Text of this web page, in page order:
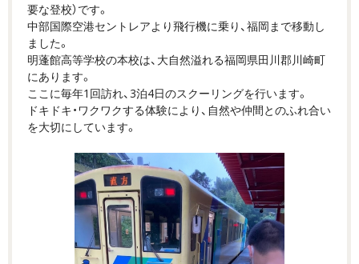
要な登校）です。
中部国際空港セントレアより飛行機に乗り、福岡まで移動し
ました。
明蓬館高等学校の本校は、大自然溢れる福岡県田川郡川崎町
にあります。
ここに毎年1回訪れ、3泊4日のスクーリングを行います。
ドキドキ・ワクワクする体験により、自然や仲間とのふれ合い
を大切にしています。